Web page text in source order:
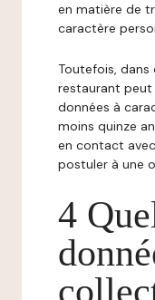
en matière de
caractère
Toutefois, dans
restaurant
données à
moins quinze
en contact
postuler à une
4